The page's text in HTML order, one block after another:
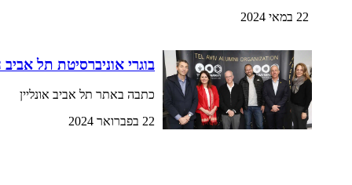
22 במאי 2024
בוגרי אוניברסיטת תל
כתבה באתר תל אביב אונליין
22 בפברואר 2024